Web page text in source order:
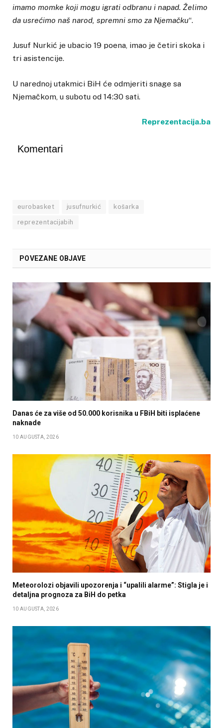
imamo momke koji mogu igrati odbranu i napad. Želimo
da usrećimo naš narod, spremni smo za Njemačku“.
Jusuf Nurkić je ubacio 19 poena, imao je četiri skoka i
tri asistencije.
U narednoj utakmici BiH će odmjeriti snage sa
Njemačkom, u subotu od 14:30 sati.
Reprezentacija.ba
Komentari
eurobasket jusufnurkić košarka
reprezentacijabih
POVEZANE OBJAVE
Danas će za više od 50.000 korisnika u FBiH biti isplaćene
naknade
10 AUGUSTA, 2026
Meteorolozi objavili upozorenja i “upalili alarme”: Stigla je i
detaljna prognoza za BiH do petka
10 AUGUSTA, 2026